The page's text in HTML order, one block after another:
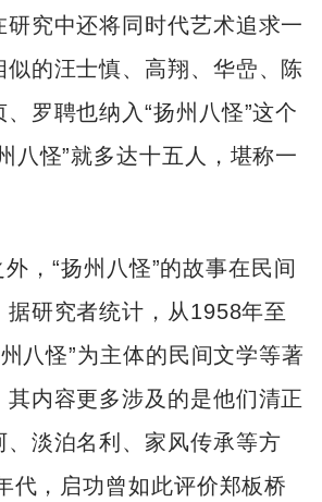
研究中还将同时代艺术追求一
的汪士慎、高翔、华嵒、陈
罗聘也纳入“扬州八怪”这个
八怪”就多达十五人，堪称一
，“扬州八怪”的故事在民间
据研究者统计，从1958年至
八怪”为主体的民间文学等著
内容更多涉及的是他们清正
、淡泊名利、家风传承等方
代，启功曾如此评价郑板桥